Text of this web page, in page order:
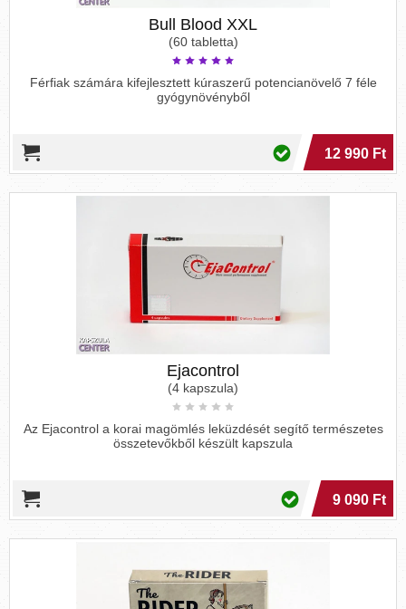
Bull Blood XXL
(60 tabletta)
Férfiak számára kifejlesztett kúraszerű potencianövelő 7 féle
gyógynövényből
12 990 Ft
Ejacontrol
(4 kapszula)
Az Ejacontrol a korai magömlés leküzdését segítő természetes
összetevőkből készült kapszula
9 090 Ft